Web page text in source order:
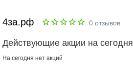
4за.рф 0 отзывов
Действующие акции на сегодня
На сегодня нет акций